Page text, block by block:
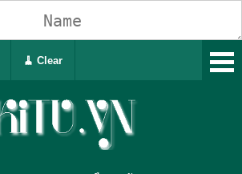
🧹 Clear